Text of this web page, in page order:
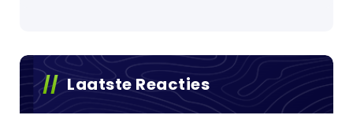
Laatste Reacties